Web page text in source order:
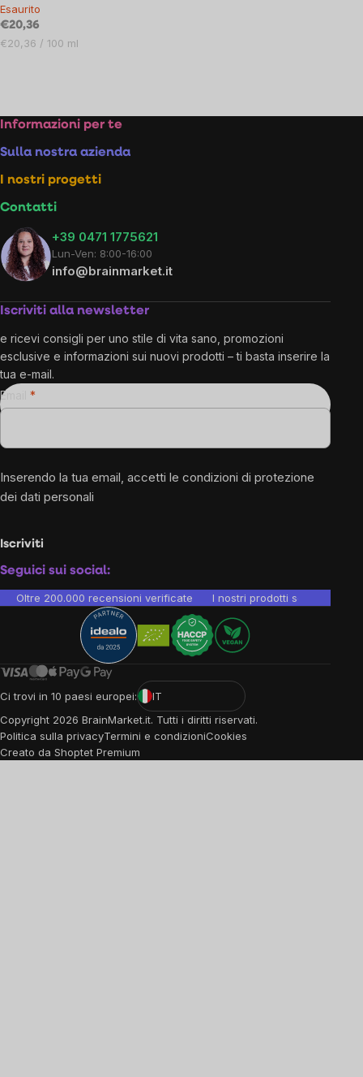
Esaurito
€20,36
Prezzo
€20,36 / 100 ml
controls
Footer
Informazioni per te
Sulla nostra azienda
I nostri progetti
Contatti
+39 0471 1775621
Lun-Ven: 8:00-16:00
info@brainmarket.it
Iscriviti alla newsletter
e ricevi consigli per uno stile di vita sano, promozioni
esclusive e informazioni sui nuovi prodotti – ti basta inserire la
tua e-mail.
Email
Inserendo la tua email, accetti le condizioni di protezione
dei dati personali
Iscriviti
Seguici sui social:
Oltre 200.000 recensioni verificate I nostri prodotti sono testati
Ci trovi in 10 paesi europei:
IT
Copyright 2026 BrainMarket.it. Tutti i diritti riservati.
Politica sulla privacyTermini e condizioniCookies
Creato da Shoptet Premium